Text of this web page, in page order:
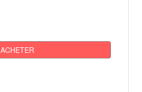
ACHETER